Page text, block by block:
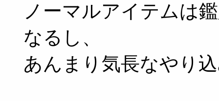
ノーマルアイテムは
なるし、
あんまり気長なやり